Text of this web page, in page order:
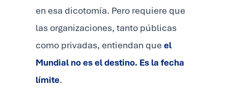
en esa dicotomía. Pero requiere que
las organizaciones, tanto públicas
como privadas, entiendan que el
Mundial no es el destino. Es la fecha
límite.